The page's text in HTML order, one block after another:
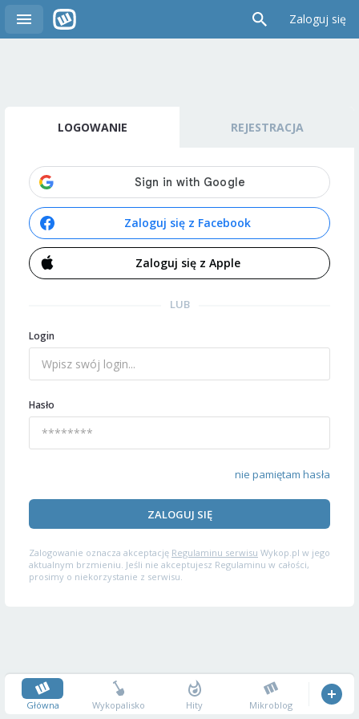
Zaloguj się
LOGOWANIE REJESTRACJA
Zaloguj się z Facebook
Zaloguj się z Apple
LUB
Login
Hasło
nie pamiętam hasła
ZALOGUJ SIĘ
Zalogowanie oznacza akceptację Regulaminu serwisu Wykop.pl w jego
aktualnym brzmieniu. Jeśli nie akceptujesz Regulaminu w całości,
prosimy o niekorzystanie z serwisu.
Główna Wykopalisko Hity Mikroblog